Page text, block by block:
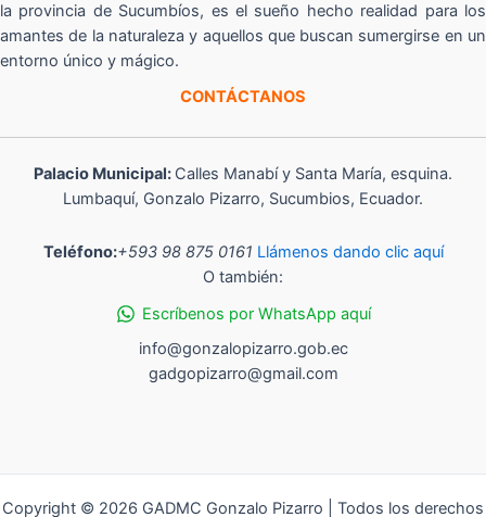
la provincia de Sucumbíos, es el sueño hecho realidad para los
amantes de la naturaleza y aquellos que buscan sumergirse en un
entorno único y mágico.
CONTÁCTANOS
Palacio Municipal: Calles Manabí y Santa María, esquina.
Lumbaquí, Gonzalo Pizarro, Sucumbios, Ecuador.
Teléfono:+593 98 875 0161 Llámenos dando clic aquí
O también:
Escríbenos por WhatsApp aquí
info@gonzalopizarro.gob.ec
gadgopizarro@gmail.com
Copyright © 2026 GADMC Gonzalo Pizarro | Todos los derechos